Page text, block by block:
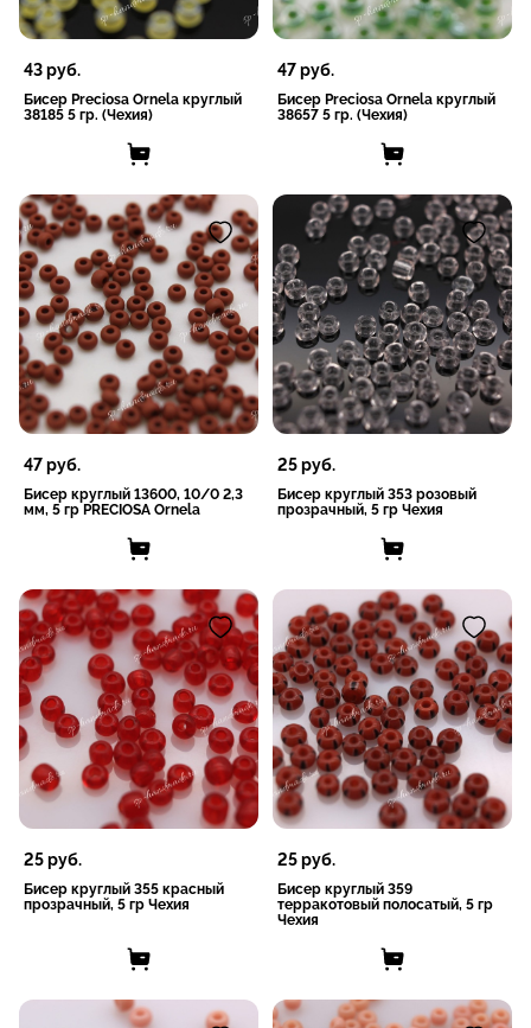
43руб.
Бисер Preciosa Ornela круглый
38185 5 гр. (Чехия)
47руб.
Бисер Preciosa Ornela круглый
38657 5 гр. (Чехия)
47руб.
Бисер круглый 13600, 10/0 2,3
мм, 5 гр PRECIOSA Ornela
25руб.
Бисер круглый 353 розовый
прозрачный, 5 гр Чехия
25руб.
Бисер круглый 355 красный
прозрачный, 5 гр Чехия
25руб.
Бисер круглый 359
терракотовый полосатый, 5 гр
Чехия